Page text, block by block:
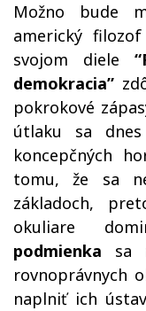
Možno bude
americký
svojom diele
demokracia”
pokrokové
útlaku sa
koncepčných
tomu, že sa
základoch,
okuliare
podmienka sa
rovnoprávnych
naplniť ich